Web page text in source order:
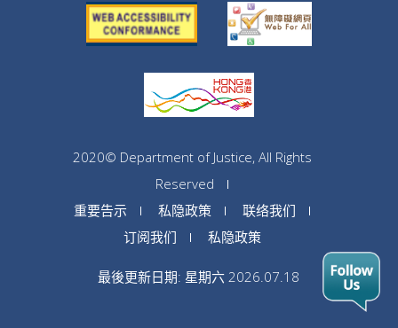
2020© Department of Justice, All Rights
Reserved
重要告示
私隐政策
联络我们
订阅我们
私隐政策
最後更新日期: 星期六 2026.07.18